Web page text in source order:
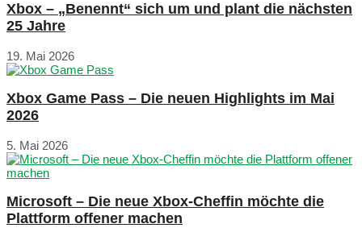
Xbox – „Benennt“ sich um und plant die nächsten
25 Jahre
19. Mai 2026
Xbox Game Pass – Die neuen Highlights im Mai
2026
5. Mai 2026
Microsoft – Die neue Xbox-Cheffin möchte die
Plattform offener machen